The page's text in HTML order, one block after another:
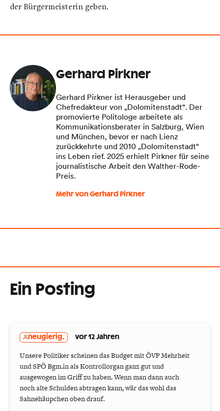
der Bürgermeisterin geben.
Gerhard Pirkner
Gerhard Pirkner ist Herausgeber und
Chefredakteur von „Dolomitenstadt“. Der
promovierte Politologe arbeitete als
Kommunikationsberater in Salzburg, Wien
und München, bevor er nach Lienz
zurückkehrte und 2010 „Dolomitenstadt“
ins Leben rief. 2025 erhielt Pirkner für seine
journalistische Arbeit den Walther-Rode-
Preis.
Mehr von Gerhard Pirkner
Ein Posting
neugierig. vor 12 Jahren
Unsere Politiker scheinen das Budget mit ÖVP Mehrheit
und SPÖ Bgm.in als Kontrollorgan ganz gut und
ausgewogen im Griff zu haben. Wenn man dann auch
noch alte Schulden abtragen kann, wär das wohl das
Sahnehäupchen oben drauf.